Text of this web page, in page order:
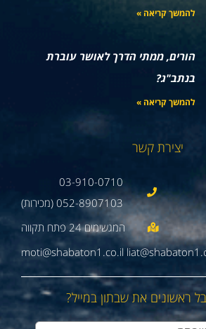
להמשך קריאה »
הורים, ממתי הדרך לאושר עוברת
בנתב"ג?
להמשך קריאה »
יצירת קשר
03-910-0710
052-8907103 (מכירות)
moti@shabaton1.co.il
ראשונים את שבתון במייל?